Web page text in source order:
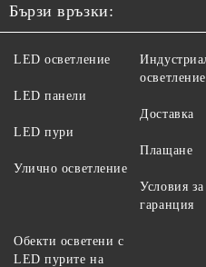
Бързи връзки:
LED осветление
LED панели
LED пури
Улично осветление
осветление
Доставка
Плащане
Условия за
гаранция
Обекти осветени с
LED пурите на